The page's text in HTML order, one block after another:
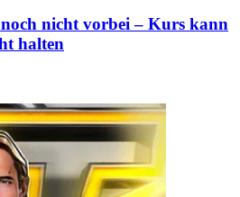
nicht vorbei – Kurs kann
halten